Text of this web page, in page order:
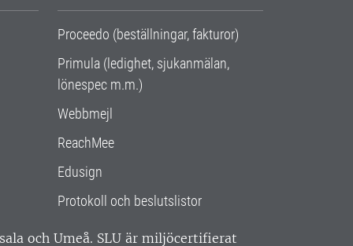
Proceedo (beställningar, fakturor)
Primula (ledighet, sjukanmälan,
lönespec m.m.)
Webbmejl
ReachMee
Edusign
Protokoll och beslutslistor
och Umeå. SLU är miljöcertifierat